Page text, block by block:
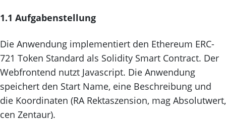
1.1 Aufgabenstellung
Die Anwendung implementiert den Ethereum ERC-
721 Token Standard als Solidity Smart Contract. Der
Webfrontend nutzt Javascript. Die Anwendung
speichert den Start Name, eine Beschreibung und
die Koordinaten (RA Rektaszension, mag Absolutwert,
cen Zentaur).